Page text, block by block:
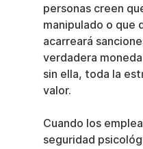
personas creen
manipulado o que
acarreará
verdadera
sin ella, toda la
valor.
Cuando los
seguridad